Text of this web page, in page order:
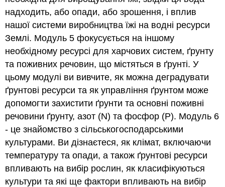
надходить, або опади, або зрошення, і вплив
нашої системи виробництва їжі на водні ресурси
Землі. Модуль 5 фокусується на іншому
необхідному ресурсі для харчових систем, ґрунту
та поживних речовин, що містяться в ґрунті. У
цьому модулі ви вивчите, як можна деградувати
ґрунтові ресурси та як управління ґрунтом може
допомогти захистити ґрунти та основні поживні
речовини ґрунту, азот (N) та фосфор (P). Модуль 6
- це знайомство з сільськогосподарськими
культурами. Ви дізнаєтеся, як клімат, включаючи
температуру та опади, а також ґрунтові ресурси
впливають на вибір рослин, як класифікуються
культури та які ще фактори впливають на вибір